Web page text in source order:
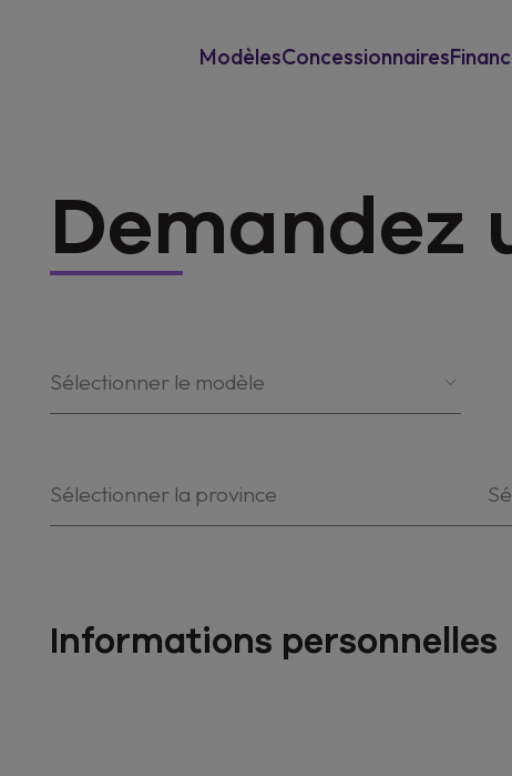
ModèlesConcessionnaires
Demandez
Sélectionner le modèle
Sélectionner la province
Informations personnelles